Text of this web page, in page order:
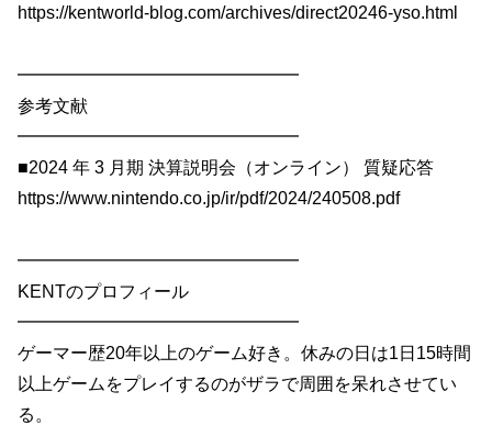
https://kentworld-blog.com/archives/direct20246-yso.html
━━━━━━━━━━━━━━━━
参考文献
━━━━━━━━━━━━━━━━
■2024 年 3 月期 決算説明会（オンライン） 質疑応答
https://www.nintendo.co.jp/ir/pdf/2024/240508.pdf
━━━━━━━━━━━━━━━━
KENTのプロフィール
━━━━━━━━━━━━━━━━
ゲーマー歴20年以上のゲーム好き。休みの日は1日15時間
以上ゲームをプレイするのがザラで周囲を呆れさせてい
る。